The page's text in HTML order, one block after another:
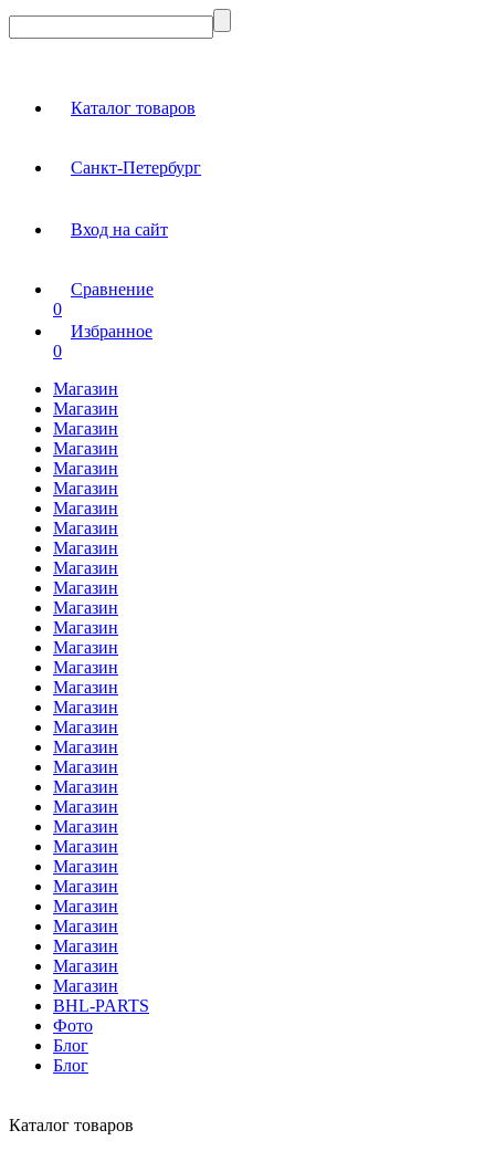
Каталог товаров
Санкт-Петербург
Вход на сайт
Сравнение
0
Избранное
0
Магазин
Магазин
Магазин
Магазин
Магазин
Магазин
Магазин
Магазин
Магазин
Магазин
Магазин
Магазин
Магазин
Магазин
Магазин
Магазин
Магазин
Магазин
Магазин
Магазин
Магазин
Магазин
Магазин
Магазин
Магазин
Магазин
Магазин
Магазин
Магазин
Магазин
Магазин
BHL-PARTS
Фото
Блог
Блог
Каталог товаров